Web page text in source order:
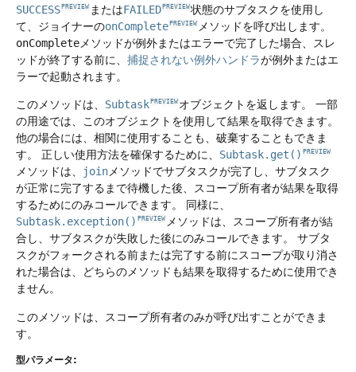
SUCCESS PREVIEW またはFAILED PREVIEW状態のサブタスクを使用し
て、ジョイナーのonComplete PREVIEW メソッドを呼び出します。
onComplete メソッドが例外またはエラーで完了した場合、スレ
ッドが終了する前に、 捕捉されない例外ハンドラが例外またはエ
ラーで起動されます。
このメソッドは、 Subtask PREVIEW オブジェクトを返します。
一部
の用途では、このオブジェクトを使用して結果を取得できます。
他の場合には、相関に使用することも、破棄することもできま
す。
正しい使用方法を確保するために、 Subtask.get() PREVIEW
メソッドは、 join メソッドでサブタスクが完了し、サブタスク
が正常に完了するまで待機した後、スコープ所有者が結果を取得
するためにのみコールできます。
同様に、
Subtask.exception() PREVIEW メソッドは、スコープ所有者が結
合し、サブタスクが失敗した後にのみコールできます。
サブタ
スクがフォークされる前または完了する前にスコープが取り消さ
れた場合は、どちらのメソッドも結果を取得するために使用でき
ません。
このメソッドは、スコープ所有者のみが呼び出すことができま
す。
型パラメータ: